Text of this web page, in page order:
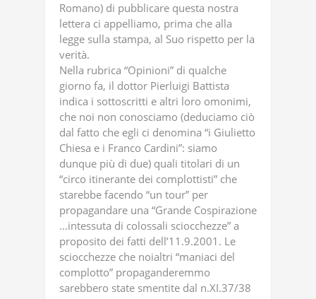
Romano) di pubblicare questa nostra
lettera ci appelliamo, prima che alla
legge sulla stampa, al Suo rispetto per la
verità.
Nella rubrica “Opinioni” di qualche
giorno fa, il dottor Pierluigi Battista
indica i sottoscritti e altri loro omonimi,
che noi non conosciamo (deduciamo ciò
dal fatto che egli ci denomina “i Giulietto
Chiesa e i Franco Cardini”: siamo
dunque più di due) quali titolari di un
“circo itinerante dei complottisti” che
starebbe facendo “un tour” per
propagandare una “Grande Cospirazione
…intessuta di colossali sciocchezze” a
proposito dei fatti dell’11.9.2001. Le
sciocchezze che noialtri “maniaci del
complotto” propaganderemmo
sarebbero state smentite dal n.XI.37/38